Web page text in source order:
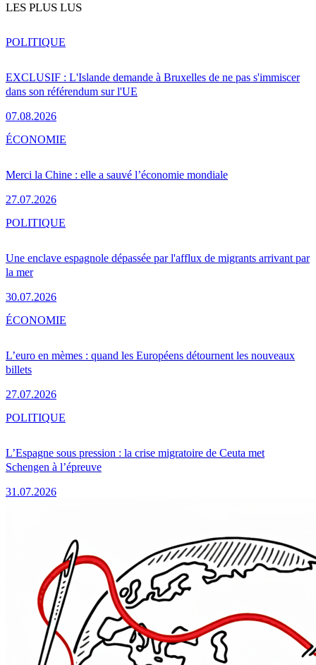
LES PLUS LUS
EXCLUSIF : L'Islande demande à Bruxelles de ne pas s'immiscer
dans son référendum sur l'UE
07.08.2026
POLITIQUE
Merci la Chine : elle a sauvé l’économie mondiale
27.07.2026
ÉCONOMIE
Une enclave espagnole dépassée par l'afflux de migrants arrivant par
la mer
30.07.2026
POLITIQUE
L’euro en mèmes : quand les Européens détournent les nouveaux
billets
27.07.2026
ÉCONOMIE
L’Espagne sous pression : la crise migratoire de Ceuta met
Schengen à l’épreuve
31.07.2026
POLITIQUE